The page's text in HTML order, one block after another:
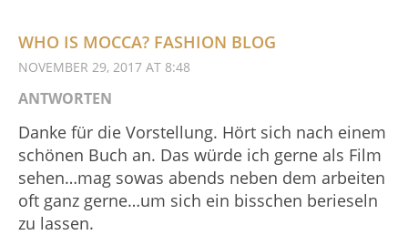
WHO IS MOCCA? FASHION BLOG
NOVEMBER 29, 2017 AT 8:48
ANTWORTEN
Danke für die Vorstellung. Hört sich nach einem
schönen Buch an. Das würde ich gerne als Film
sehen…mag sowas abends neben dem arbeiten
oft ganz gerne…um sich ein bisschen berieseln
zu lassen.